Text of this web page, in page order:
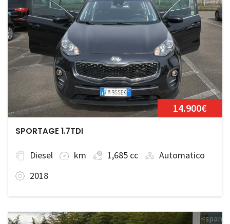
repeat scroll 0
14.900€
SPORTAGE 1.7TDI
Diesel km 1,685 cc
Automatico
2018
<span